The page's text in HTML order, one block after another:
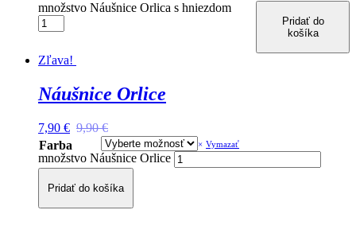
množstvo Náušnice Orlica s hniezdom
Pridať do
košíka
Zľava!
Náušnice Orlice
9,90€
7,90 €
Farba
Vymazať
množstvo Náušnice Orlice
Pridať do košíka